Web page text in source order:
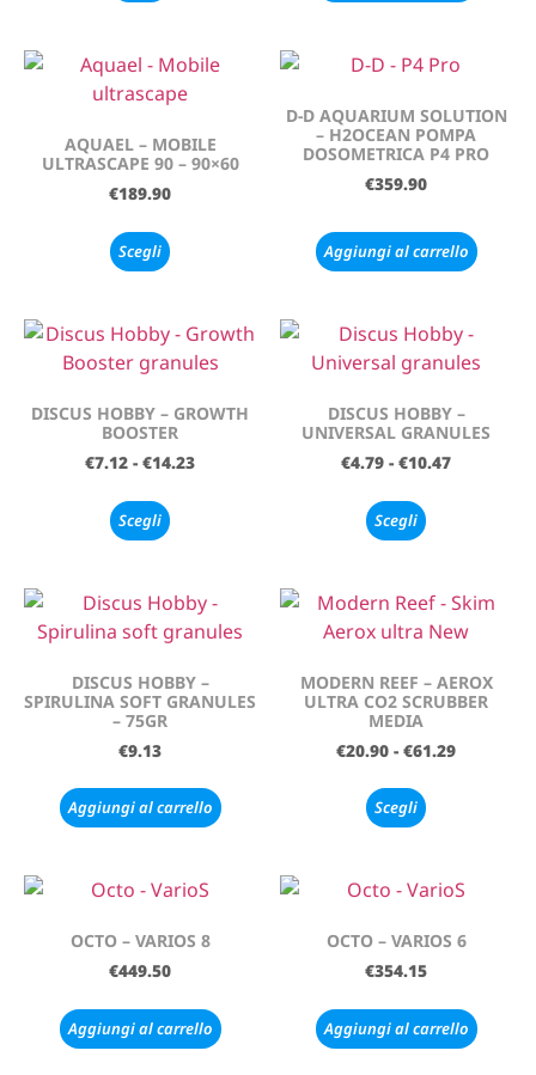
AQUAEL – MOBILE
ULTRASCAPE 90 – 90×60
€189.90
Scegli
D-D AQUARIUM SOLUTION
– H2OCEAN POMPA
DOSOMETRICA P4 PRO
€359.90
Aggiungi al carrello
DISCUS HOBBY – GROWTH
BOOSTER
€7.12 - €14.23
Scegli
DISCUS HOBBY –
UNIVERSAL GRANULES
€4.79 - €10.47
Scegli
DISCUS HOBBY –
SPIRULINA SOFT GRANULES
– 75GR
€9.13
Aggiungi al carrello
MODERN REEF – AEROX
ULTRA CO2 SCRUBBER
MEDIA
€20.90 - €61.29
Scegli
OCTO – VARIOS 8
€449.50
Aggiungi al carrello
OCTO – VARIOS 6
€354.15
Aggiungi al carrello